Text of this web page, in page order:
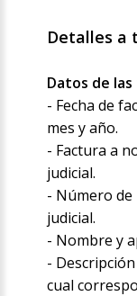
Detalles a
Datos de
- Fecha de
mes y año.
- Factura a
judicial.
- Número de
judicial.
- Nombre y
-
cual